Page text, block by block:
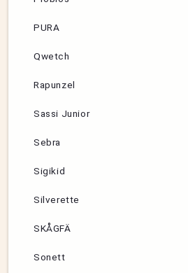
PURA
Qwetch
Rapunzel
Sassi Junior
Sebra
Sigikid
Silverette
SKÅGFÄ
Sonett